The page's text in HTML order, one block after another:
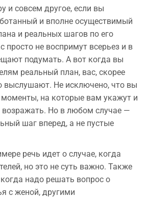
и совсем другое, если вы
и вполне осуществимый
и реальных шагов по его
просто не воспримут всерьез и в
подумать. А вот когда вы
реальный план, вас, скорее
выслушают. Не исключено, что вы
моменты, на которые вам укажут и
возражать. Но в любом случае —
шаг вперед, а не пустые
речь идет о случае, когда
но это не суть важно. Также
надо решать вопрос о
с женой, другими